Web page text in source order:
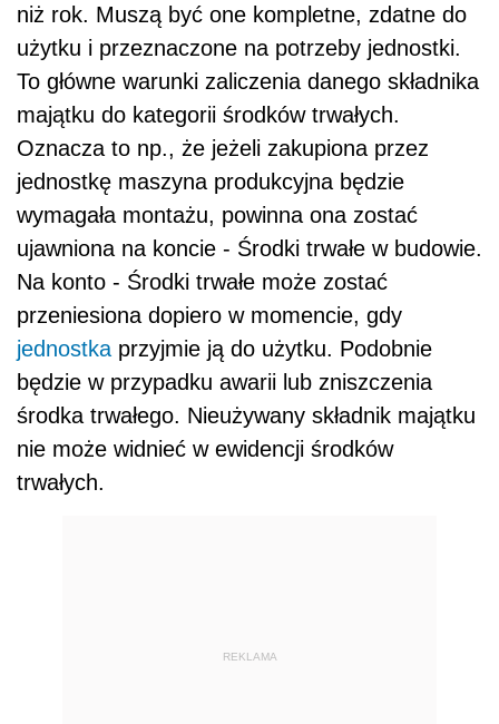
niż rok. Muszą być one kompletne, zdatne do
użytku i przeznaczone na potrzeby jednostki.
To główne warunki zaliczenia danego składnika
majątku do kategorii środków trwałych.
Oznacza to np., że jeżeli zakupiona przez
jednostkę maszyna produkcyjna będzie
wymagała montażu, powinna ona zostać
ujawniona na koncie - Środki trwałe w budowie.
Na konto - Środki trwałe może zostać
przeniesiona dopiero w momencie, gdy
jednostka przyjmie ją do użytku. Podobnie
będzie w przypadku awarii lub zniszczenia
środka trwałego. Nieużywany składnik majątku
nie może widnieć w ewidencji środków
trwałych.
REKLAMA